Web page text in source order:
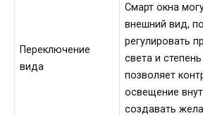
Переключение
вида
Смарт окна
внешний вид,
регулировать
света и
позволяет
освещение
создавать